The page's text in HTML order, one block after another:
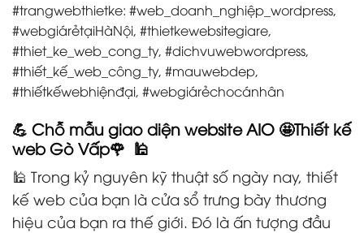
#trangwebthietke: #web_doanh_nghiệp_wordpress,
#webgiárẻtạiHàNội, #thietkewebsitegiare,
#thiet_ke_web_cong_ty, #dichvuwebwordpress,
#thiết_kế_web_công_ty, #mauwebdep,
#thiếtkếwebhiệnđại, #webgiárẻchocánhân
💪 Chỗ mẫu giao diện website AIO 🤩Thiết kế
web Gò Vấp🌹 🕌
🕌 Trong kỷ nguyên kỹ thuật số ngày nay, thiết
kế web của bạn là cửa sổ trưng bày thương
hiệu của bạn ra thế giới. Đó là ấn tượng đầu